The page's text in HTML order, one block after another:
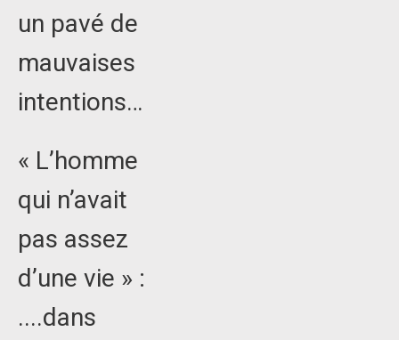
un pavé de
mauvaises
intentions…
« L’homme
qui n’avait
pas assez
d’une vie » :
....dans